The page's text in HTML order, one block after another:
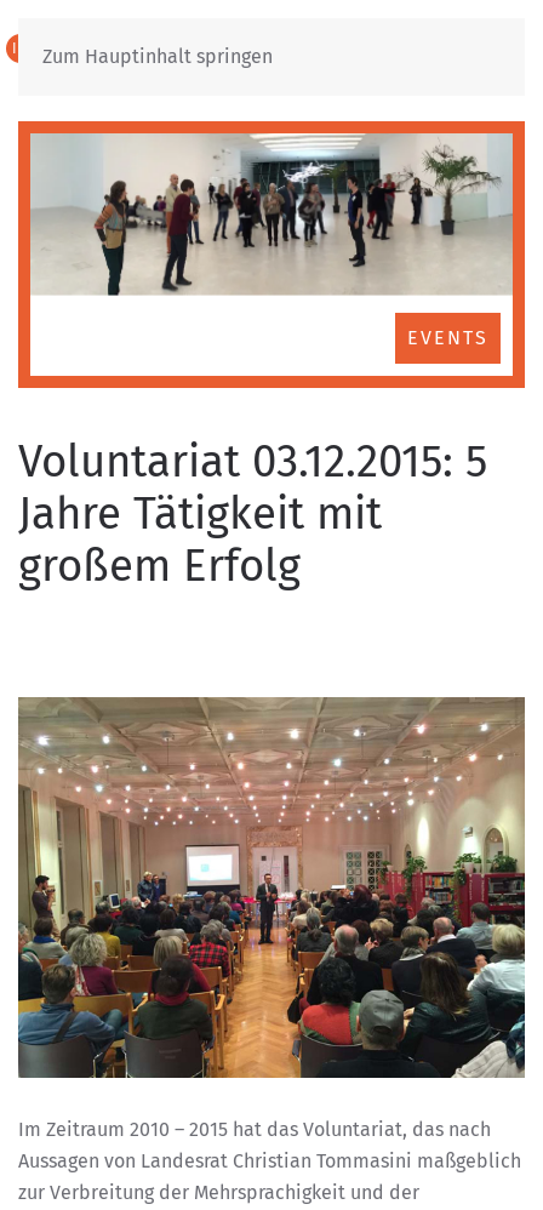
Zum Hauptinhalt springen
IT DE
EVENTS
Voluntariat 03.12.2015: 5
Jahre Tätigkeit mit
großem Erfolg
Im Zeitraum 2010 – 2015 hat das Voluntariat, das nach
Aussagen von Landesrat Christian Tommasini maßgeblich
zur Verbreitung der Mehrsprachigkeit und der